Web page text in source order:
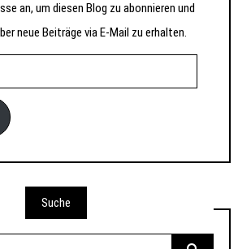
an, um diesen Blog zu abonnieren und
neue Beiträge via E-Mail zu erhalten.
Suche